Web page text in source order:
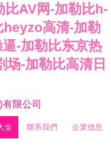
AV网-加勒比h-
高清-加勒
-加勒比东京热
场-加勒比高清日
限公司
全 聯系我們 企業信息